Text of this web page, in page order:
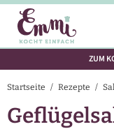
ZUM
Startseite / Rezepte /